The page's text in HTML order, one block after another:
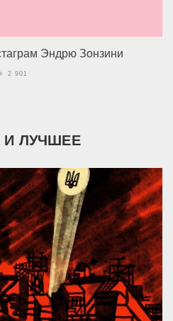
Эндрю Зонзини
2 901
И ЛУЧШЕЕ